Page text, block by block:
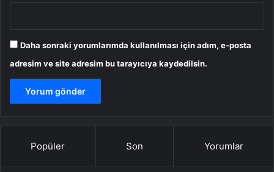
Daha sonraki yorumlarımda kullanılması için adım, e-posta
adresim ve site adresim bu tarayıcıya kaydedilsin.
Popüler Son Yorumlar